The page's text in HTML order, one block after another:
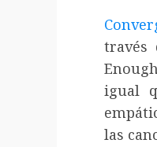
través
igual
las